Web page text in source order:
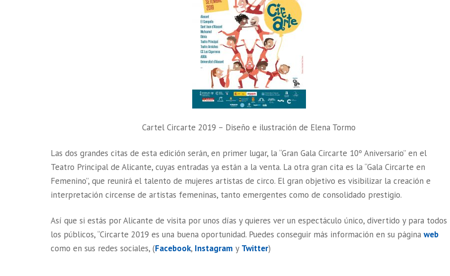
Cartel Circarte 2019 – Diseño e ilustración de Elena Tormo
Las dos grandes citas de esta edición serán, en primer lugar, la “Gran Gala Circarte 10º Aniversario” en el
Teatro Principal de Alicante, cuyas entradas ya están a la venta. La otra gran cita es la “Gala Circarte en
Femenino”, que reunirá el talento de mujeres artistas de circo. El gran objetivo es visibilizar la creación e
interpretación circense de artistas femeninas, tanto emergentes como de consolidado prestigio.
Así que si estás por Alicante de visita por unos días y quieres ver un espectáculo único, divertido y para todos
los públicos, “Circarte 2019 es una buena oportunidad. Puedes conseguir más información en su página web
como en sus redes sociales, (Facebook, Instagram y Twitter)